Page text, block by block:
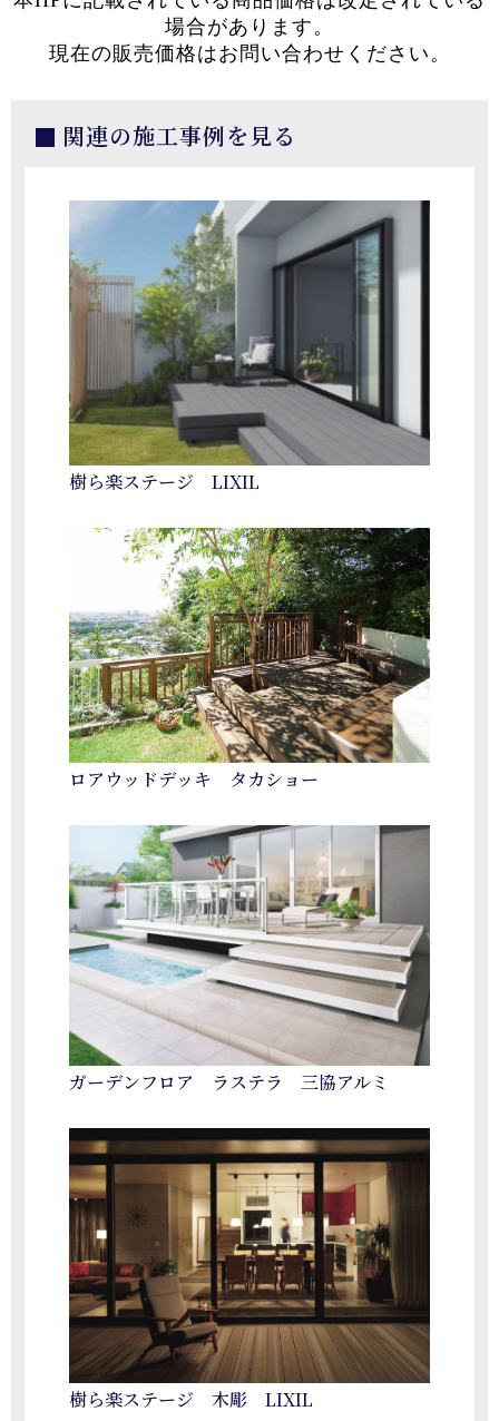
場合があります。
現在の販売価格はお問い合わせください。
関連の施工事例を見る
樹ら楽ステージ LIXIL
ロアウッドデッキ タカショー
ガーデンフロア ラステラ 三協アルミ
樹ら楽ステージ 木彫 LIXIL